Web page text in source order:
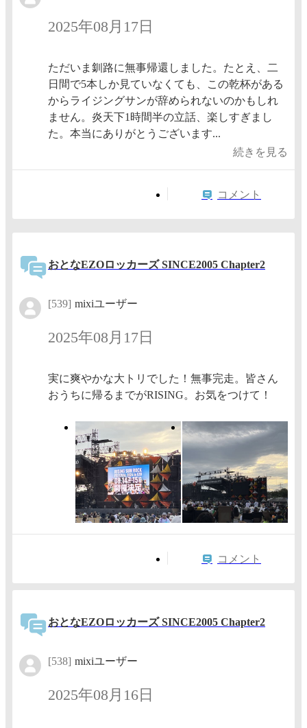
2025年08月17日
ただいま釧路に無事帰還しました。たとえ、二
日間で5本しか見ていなくても、この乾杯がある
からライジングサンが辞められないのかもしれ
ません。炎天下1時間半の立話、楽しすぎまし
た。本当にありがとうございます...
続きを見る
コメント
おとなEZOロッカーズ SINCE2005 Chapter2
[539] mixiユーザー
2025年08月17日
実に爽やかな大トリでした！無事完走。皆さん
おうちに帰るまでがRISING。お気をつけて！
コメント
おとなEZOロッカーズ SINCE2005 Chapter2
[538] mixiユーザー
2025年08月16日